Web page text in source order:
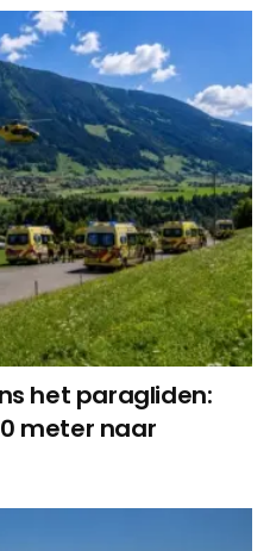
het paragliden:
meter naar